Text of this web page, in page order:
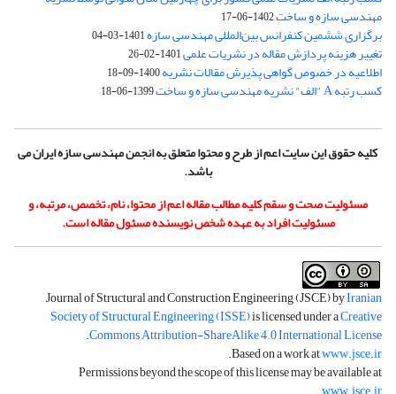
مهندسی سازه و ساخت1402-06-17
برگزاری ششمین کنفرانس بین‌المللی مهندسی سازه1401-03-04
تغییر هزینه پردازش مقاله در نشریات علمی1401-02-26
اطلاعیه در خصوص گواهی پذیرش مقالات نشریه1400-09-18
کسب رتبه A "الف" نشریه مهندسی سازه و ساخت 1399-06-18
کلیه حقوق این سایت اعم از طرح و محتوا متعلق به انجمن مهندسی سازه ایران می
باشد.
مسئولیت صحت و سقم کلیه مطالب مقاله اعم از محتوا، نام، تخصص، مرتبه، و
مسئولیت افراد به عهده شخص نویسنده مسئول مقاله است.
Journal of Structural and Construction Engineering (JSCE) byIranian
Society of Structural Engineering (ISSE)is licensed under aCreative
Commons Attribution-ShareAlike 4.0 International License
.
Based on a work atwww.jsce.ir
.
Permissions beyond the scope of this license may be available at